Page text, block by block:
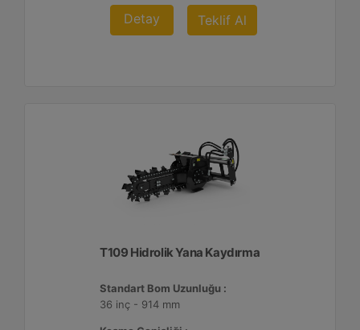
Detay Teklif Al
T109 Hidrolik Yana Kaydırma
Standart Bom Uzunluğu :
36 inç - 914 mm